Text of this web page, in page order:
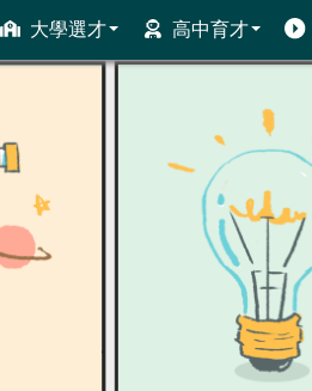
大學選才 高中育才